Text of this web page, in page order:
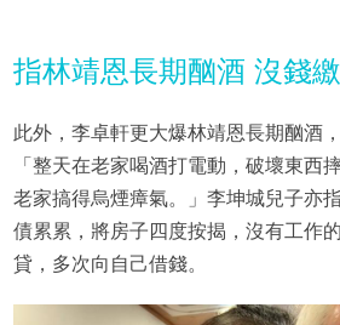
指林靖恩長期酗酒 沒錢
此外，李卓軒更大爆林靖恩長期酗酒
「整天在老家喝酒打電動，破壞東西
老家搞得烏煙瘴氣。」李坤城兒子亦
債累累，將房子四度按揭，沒有工作
貸，多次向自己借錢。